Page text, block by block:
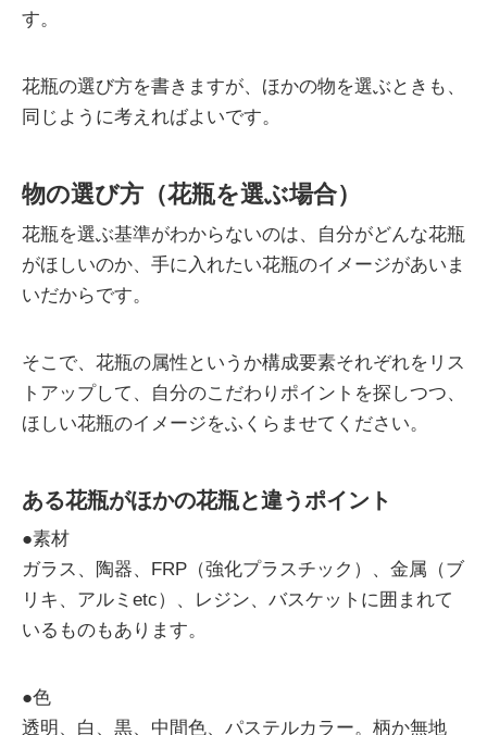
す。
花瓶の選び方を書きますが、ほかの物を選ぶときも、
同じように考えればよいです。
物の選び方（花瓶を選ぶ場合）
花瓶を選ぶ基準がわからないのは、自分がどんな花瓶
がほしいのか、手に入れたい花瓶のイメージがあいま
いだからです。
そこで、花瓶の属性というか構成要素それぞれをリス
トアップして、自分のこだわりポイントを探しつつ、
ほしい花瓶のイメージをふくらませてください。
ある花瓶がほかの花瓶と違うポイント
●素材
ガラス、陶器、FRP（強化プラスチック）、金属（ブ
リキ、アルミetc）、レジン、バスケットに囲まれて
いるものもあります。
●色
透明、白、黒、中間色、パステルカラー。柄か無地